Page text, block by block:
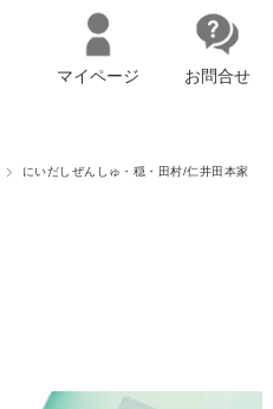
マイページへログイン カートをみる
マイページ お問合せ
にいだしぜんしゅ・穏・田村/仁井田本家